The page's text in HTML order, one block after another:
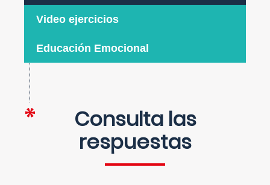
Video ejercicios
Educación Emocional
Consulta las
respuestas